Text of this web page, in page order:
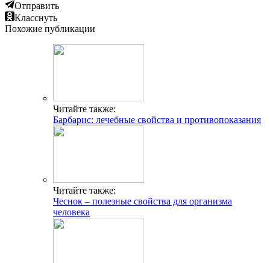
Отправить
Класснуть
Похожие публикации
Читайте также:
Барбарис: лечебные свойства и противопоказания
Читайте также:
Чеснок – полезные свойства для организма
человека